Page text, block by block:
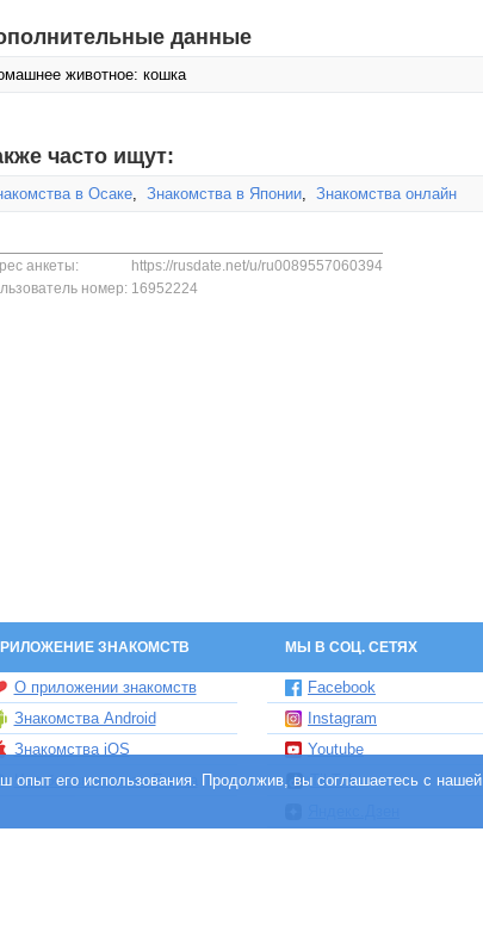
данные
животное: кошка
часто ищут:
в Осаке, Знакомства в Японии, Знакомства онлайн
анкеты:
https://rusdate.net/u/ru0089557060394
номер: 16952224
ЗНАКОМСТВ МЫ В СОЦ. СЕТЯХ
О приложении знакомств
Знакомства Android
Знакомства iOS
Чат бот знакомств Елена
Facebook
Instagram
Youtube
TikTok
опыт его использования. Продолжив, вы соглашаетесь с нашей